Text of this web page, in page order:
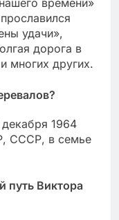
удачи»,
дорога в
многих других.
1964
СССР, в семье
путь Виктора